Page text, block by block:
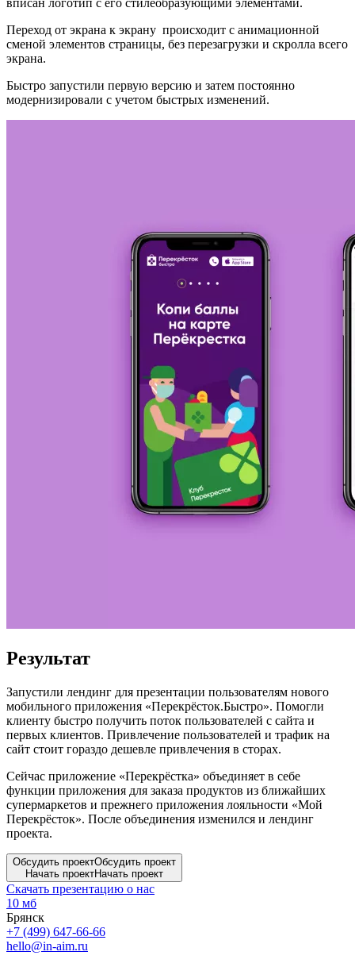
вписан логотип с его стилеобразующими элементами.
Переход от экрана к экрану происходит с анимационной
сменой элементов страницы, без перезагрузки и скролла всего
экрана.
Быстро запустили первую версию и затем постоянно
модернизировали с учетом быстрых изменений.
Результат
Запустили лендинг для презентации пользователям нового
мобильного приложения «Перекрёсток.Быстро». Помогли
клиенту быстро получить поток пользователей с сайта и
первых клиентов. Привлечение пользователей и трафик на
сайт стоит гораздо дешевле привлечения в сторах.
Сейчас приложение «Перекрёстка» объединяет в себе
функции приложения для заказа продуктов из ближайших
супермаркетов и прежнего приложения лояльности «Мой
Перекрёсток». После объединения изменился и лендинг
проекта.
Обсудить проектОбсудить проект
Начать проектНачать проект
Скачать презентацию о нас
10 мб
Брянск
+7 (499) 647-66-66
hello@in-aim.ru